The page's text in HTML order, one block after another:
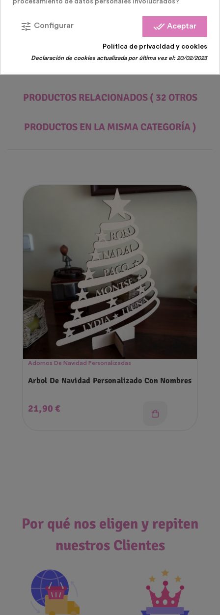
PRODUCTOS RELACIONADOS ( 32 OTROS
PRODUCTOS EN LA MISMA CATEGORÍA )
Adornos De Navidad Personalizadas
Arbol De Navidad Personalizado Con Nombres
Precio
21,90 €
Por qué nos eligen y repiten
nuestros Clientes
done_all Aceptar
tune Configurar
Política de privacidad y cookies
Declaración de cookies actualizada por última vez el:20/02/2023